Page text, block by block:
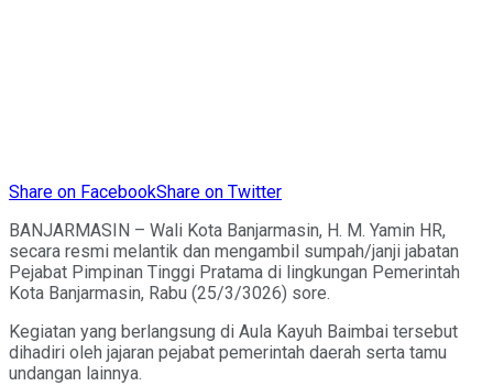
Share on FacebookShare on Twitter
BANJARMASIN – Wali Kota Banjarmasin, H. M. Yamin HR,
secara resmi melantik dan mengambil sumpah/janji jabatan
Pejabat Pimpinan Tinggi Pratama di lingkungan Pemerintah
Kota Banjarmasin, Rabu (25/3/3026) sore.
Kegiatan yang berlangsung di Aula Kayuh Baimbai tersebut
dihadiri oleh jajaran pejabat pemerintah daerah serta tamu
undangan lainnya.